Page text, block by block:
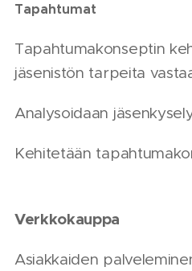
Tapahtumat
Tapahtumakonseptin
jäsenistön tarpeita
Analysoidaan
Kehitetään
Verkkokauppa
Asiakkaiden